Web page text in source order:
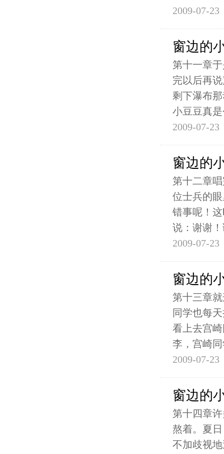
2009-07-23
窗边的
第十一章
完以后再
剩下瀑布
小豆豆真
2009-07-23
窗边的
第十二章
位士兵的
错事呢！
说：谢谢
2009-07-23
窗边的
第十三章
同学也每
看上去宫
李，宫崎
2009-07-23
窗边的
第十四章
熬着。夏
不加歧视